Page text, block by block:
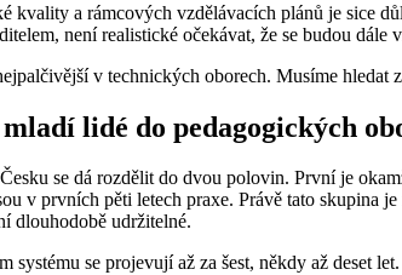
kvality a rámcových vzdělávacích plánů je sice
není realistické očekávat, že se budou dále
v technických oborech. Musíme hledat
lidé do pedagogických
se dá rozdělit do dvou polovin. První je
v prvních pěti letech praxe. Právě tato skupina
dlouhodobě udržitelné.
systému se projevují až za šest, někdy až